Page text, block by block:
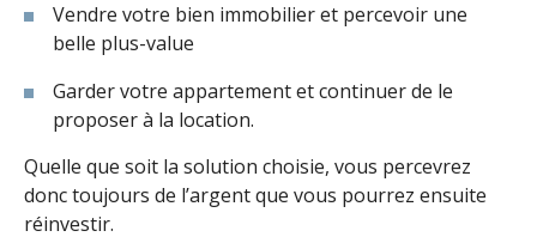
Vendre votre bien immobilier et percevoir une
belle plus-value
Garder votre appartement et continuer de le
proposer à la location.
Quelle que soit la solution choisie, vous percevrez
donc toujours de l’argent que vous pourrez ensuite
réinvestir.